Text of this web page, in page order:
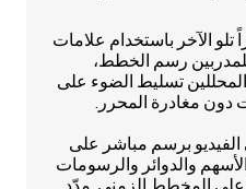
الآخر باستخدام علامات
رسم الخطط،
تسليط الضوء على
دون مغادرة المحرر.
برسم مباشر على
والدوائر والرسومات
المخطط الزمني. مدّد